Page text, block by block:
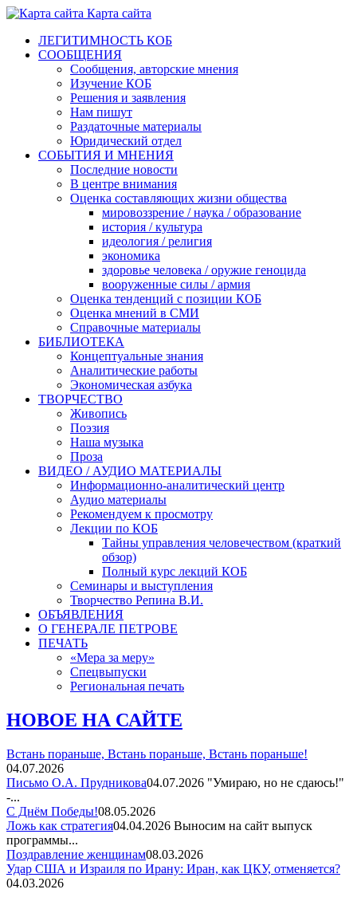
Карта сайта
ЛЕГИТИМНОСТЬ КОБ
СООБЩЕНИЯ
Сообщения, авторские мнения
Изучение КОБ
Решения и заявления
Нам пишут
Раздаточные материалы
Юридический отдел
СОБЫТИЯ И МНЕНИЯ
Последние новости
В центре внимания
Оценка составляющих жизни общества
мировоззрение / наука / образование
история / культура
идеология / религия
экономика
здоровье человека / оружие геноцида
вооруженные силы / армия
Оценка тенденций с позиции КОБ
Оценка мнений в СМИ
Справочные материалы
БИБЛИОТЕКА
Концептуальные знания
Аналитические работы
Экономическая азбука
ТВОРЧЕСТВО
Живопись
Поэзия
Наша музыка
Проза
ВИДЕО / АУДИО МАТЕРИАЛЫ
Информационно-аналитический центр
Аудио материалы
Рекомендуем к просмотру
Лекции по КОБ
Тайны управления человечеством (краткий
обзор)
Полный курс лекций КОБ
Семинары и выступления
Творчество Репина В.И.
ОБЪЯВЛЕНИЯ
О ГЕНЕРАЛЕ ПЕТРОВЕ
ПЕЧАТЬ
«Мера за меру»
Спецвыпуски
Региональная печать
НОВОЕ НА САЙТЕ
Встань пораньше, Встань пораньше, Встань пораньше!
04.07.2026
Письмо О.А. Прудникова04.07.2026 "Умираю, но не сдаюсь!"
-...
С Днём Победы!08.05.2026
Ложь как стратегия04.04.2026 Выносим на сайт выпуск
программы...
Поздравление женщинам08.03.2026
Удар США и Израиля по Ирану: Иран, как ЦКУ, отменяется?
04.03.2026